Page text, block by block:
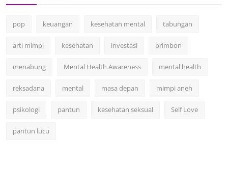
pop keuangan kesehatan mental tabungan
arti mimpi kesehatan investasi primbon
menabung Mental Health Awareness mental health
reksadana mental masa depan mimpi aneh
psikologi pantun kesehatan seksual Self Love
pantun lucu